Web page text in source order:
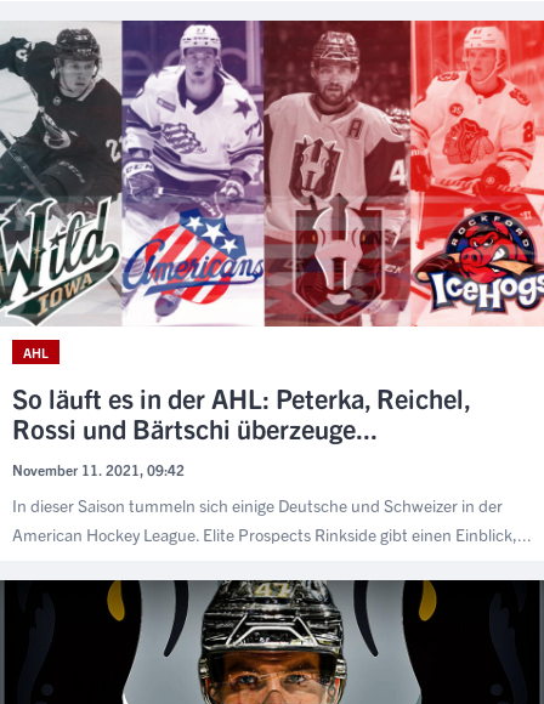
AHL
So läuft es in der AHL: Peterka, Reichel,
Rossi und Bärtschi überzeuge...
November 11. 2021, 09:42
In dieser Saison tummeln sich einige Deutsche und Schweizer in der
American Hockey League. Elite Prospects Rinkside gibt einen Einblick,...